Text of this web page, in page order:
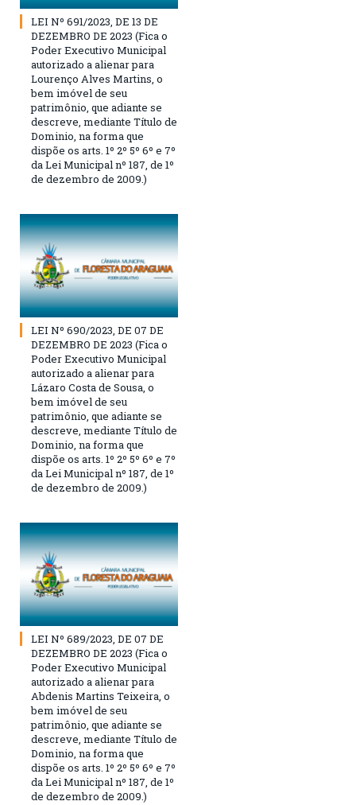
LEI Nº 691/2023, DE 13 DE
DEZEMBRO DE 2023 (Fica o
Poder Executivo Municipal
autorizado a alienar para
Lourenço Alves Martins, o
bem imóvel de seu
patrimônio, que adiante se
descreve, mediante Título de
Dominio, na forma que
dispõe os arts. 1º 2º 5º 6º e 7º
da Lei Municipal nº 187, de 1º
de dezembro de 2009.)
LEI Nº 690/2023, DE 07 DE
DEZEMBRO DE 2023 (Fica o
Poder Executivo Municipal
autorizado a alienar para
Lázaro Costa de Sousa, o
bem imóvel de seu
patrimônio, que adiante se
descreve, mediante Título de
Dominio, na forma que
dispõe os arts. 1º 2º 5º 6º e 7º
da Lei Municipal nº 187, de 1º
de dezembro de 2009.)
LEI Nº 689/2023, DE 07 DE
DEZEMBRO DE 2023 (Fica o
Poder Executivo Municipal
autorizado a alienar para
Abdenis Martins Teixeira, o
bem imóvel de seu
patrimônio, que adiante se
descreve, mediante Título de
Dominio, na forma que
dispõe os arts. 1º 2º 5º 6º e 7º
da Lei Municipal nº 187, de 1º
de dezembro de 2009.)